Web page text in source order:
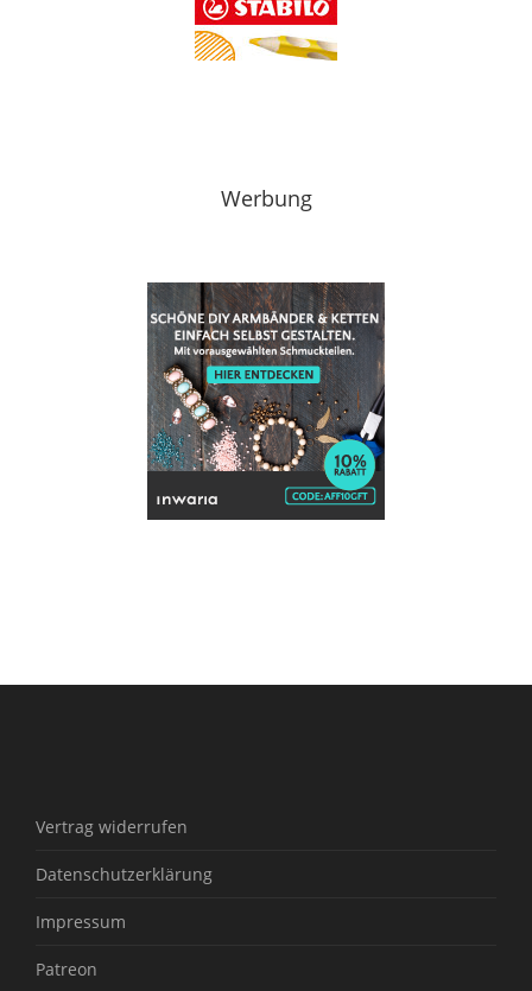
Werbung
Vertrag widerrufen
Datenschutzerklärung
Impressum
Patreon